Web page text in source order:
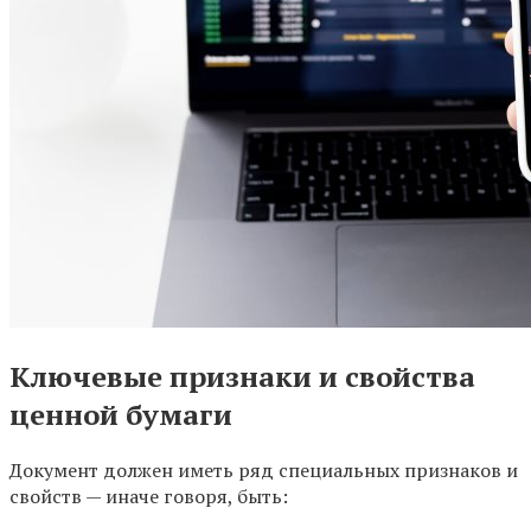
Ключевые признаки и свойства
ценной бумаги
Документ должен иметь ряд специальных признаков и
свойств — иначе говоря, быть: